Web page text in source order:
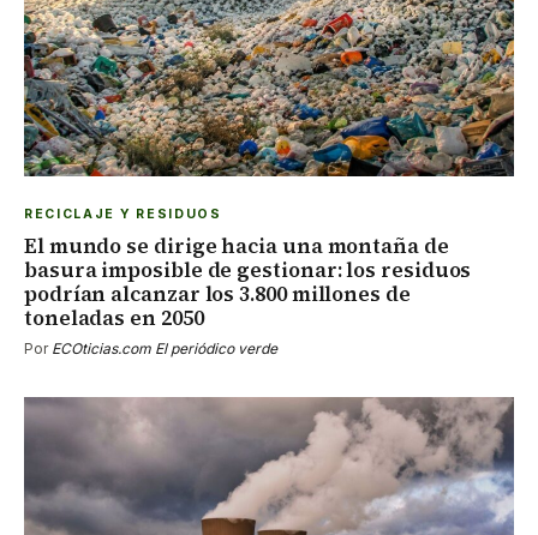
RECICLAJE Y RESIDUOS
El mundo se dirige hacia una montaña de
basura imposible de gestionar: los residuos
podrían alcanzar los 3.800 millones de
toneladas en 2050
Por ECOticias.com El periódico verde